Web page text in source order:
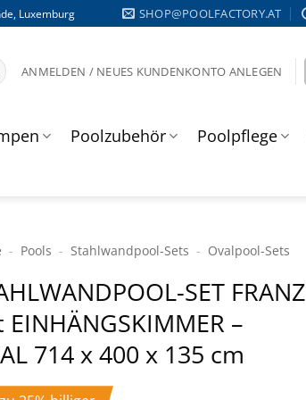
Luxemburg SHOP@POOLFACTORY.AT
ANMELDEN / NEUES KUNDENKONTO ANLEGEN
Poolzubehör Poolpflege
- Pools - Stahlwand­pool-Sets - Ovalpool-Sets
SET FRANZ
–
714 x 400 x 135 cm